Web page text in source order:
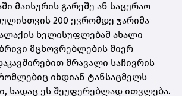
მაისურის გარეშე ან საცურაო
200 ევრომდე ჯარიმა
ხელისუფლებამ ახალი
მცხოვრებლების მიერ
მრავალი საჩივრის
იხდიან ტანსაცმელს
სადაც ეს შეუფერებლად ითვლება.